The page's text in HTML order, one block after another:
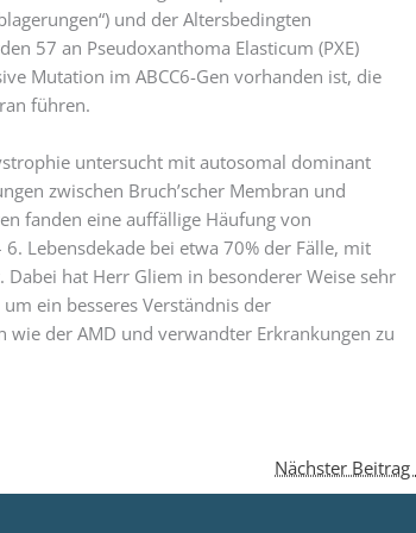
und der Altersbedingten
57 an Pseudoxanthoma Elasticum (PXE)
Mutation im ABCC6-Gen vorhanden ist, die
führen.
untersucht mit autosomal dominant
zwischen Bruch’scher Membran und
fanden eine auffällige Häufung von
Lebensdekade bei etwa 70% der Fälle, mit
hat Herr Gliem in besonderer Weise sehr
ein besseres Verständnis der
der AMD und verwandter Erkrankungen zu
Nächster Beitrag